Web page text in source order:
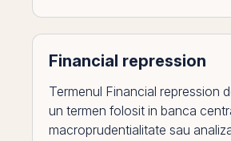
Financial repression
Termenul Financial repression
un termen folosit in banca
macroprudentialitate sau